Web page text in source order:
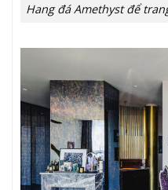
Hang đá Amethyst để